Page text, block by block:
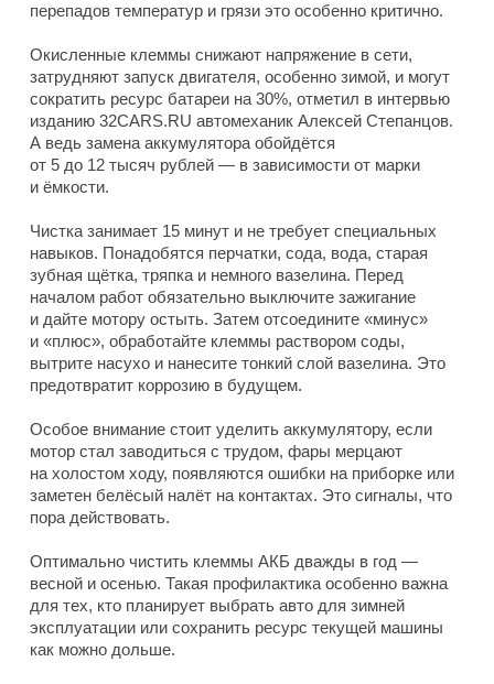
перепадов температур и грязи это особенно критично.
Окисленные клеммы снижают напряжение в сети,
затрудняют запуск двигателя, особенно зимой, и могут
сократить ресурс батареи на 30%, отметил в интервью
изданию 32CARS.RU автомеханик Алексей Степанцов.
А ведь замена аккумулятора обойдётся
от 5 до 12 тысяч рублей — в зависимости от марки
и ёмкости.
Чистка занимает 15 минут и не требует специальных
навыков. Понадобятся перчатки, сода, вода, старая
зубная щётка, тряпка и немного вазелина. Перед
началом работ обязательно выключите зажигание
и дайте мотору остыть. Затем отсоедините «минус»
и «плюс», обработайте клеммы раствором соды,
вытрите насухо и нанесите тонкий слой вазелина. Это
предотвратит коррозию в будущем.
Особое внимание стоит уделить аккумулятору, если
мотор стал заводиться с трудом, фары мерцают
на холостом ходу, появляются ошибки на приборке или
заметен белёсый налёт на контактах. Это сигналы, что
пора действовать.
Оптимально чистить клеммы АКБ дважды в год —
весной и осенью. Такая профилактика особенно важна
для тех, кто планирует выбрать авто для зимней
эксплуатации или сохранить ресурс текущей машины
как можно дольше.